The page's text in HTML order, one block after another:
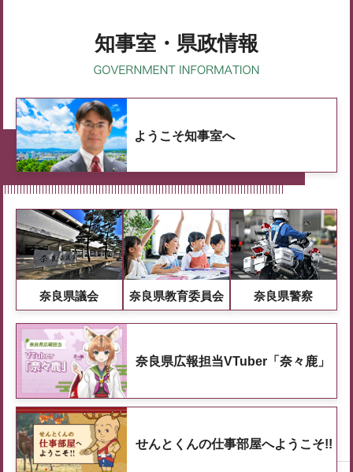
知事室・県政情報
ようこそ知事室へ
奈良県議会 奈良県教育委員会 奈良県警察
奈良県広報担当VTuber「奈々鹿」
せんとくんの仕事部屋へようこそ!!